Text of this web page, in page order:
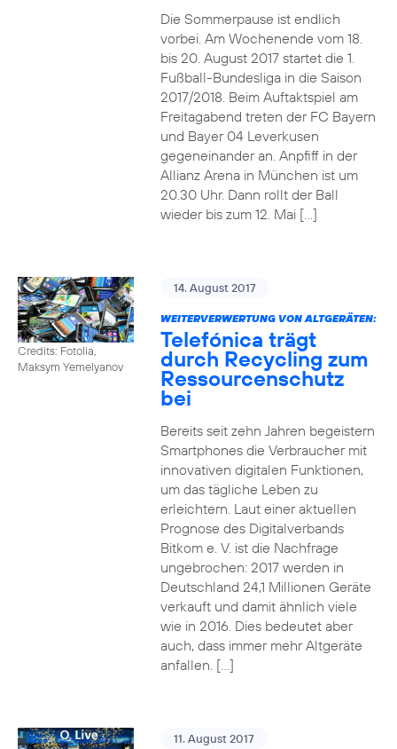
Die Sommerpause ist endlich
vorbei. Am Wochenende vom 18.
bis 20. August 2017 startet die 1.
Fußball-Bundesliga in die Saison
2017/2018. Beim Auftaktspiel am
Freitagabend treten der FC Bayern
und Bayer 04 Leverkusen
gegeneinander an. Anpfiff in der
Allianz Arena in München ist um
20.30 Uhr. Dann rollt der Ball
wieder bis zum 12. Mai […]
Credits: Fotolia,
Maksym Yemelyanov
14. August 2017
WEITERVERWERTUNG VON ALTGERÄTEN:
Telefónica trägt
durch Recycling zum
Ressourcenschutz
bei
Bereits seit zehn Jahren begeistern
Smartphones die Verbraucher mit
innovativen digitalen Funktionen,
um das tägliche Leben zu
erleichtern. Laut einer aktuellen
Prognose des Digitalverbands
Bitkom e. V. ist die Nachfrage
ungebrochen: 2017 werden in
Deutschland 24,1 Millionen Geräte
verkauft und damit ähnlich viele
wie in 2016. Dies bedeutet aber
auch, dass immer mehr Altgeräte
anfallen. […]
11. August 2017